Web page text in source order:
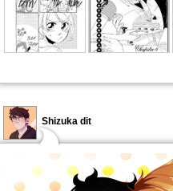
Shizuka dit